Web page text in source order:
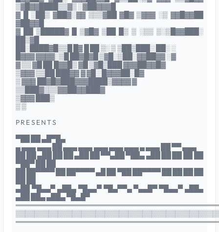
▒▓█▓▓████▒▒▓▒ ░▓██▓▓▓█
▓ █ ░██▒ ▓██▓░▓▓ ▒▒▒▓██ ▓█▓ ▒▓▓▓ ░▒ ▓▓█▓▓██
▓██▓▓█
▓ ██ ▒█████▓ █ ▒▓█▓ ▒██ █▒ ▒ ░▒▒ ▒░▒█▓▓███░
██▒▓█
██░████▓█▒▒█ █▓ █ ██ ▒░ ▒ ▒██▒███░ ██░ ░
█▓▓▓ ▓▓▓▓░▒█ ██▓█▓█ ▒▓█░▒██░▓▓██▓▓ ░▓
▓ ▒▒ ▓█ ██ █▓▓█▒ ▓█ ▒▓█▒███ ▓▓▓██▓▓█▓
▒▓▓▓ ▒▒██ ███▓▓ ▓ ▓█░ █▓▓▓██░█▓
▒ ▓▓▓ ██▓█▓███▓▓▓████▒▓▓▓▓ ▓
▒▒███▓▒▒▒▓▓██▓▓███▓
▒▓▓▓ ███▒
▒ ▒
P R E S E N T S
▀██ ██ ▄█▀█▄
▄ ▄▄▄ ▄▄▄ ██ ▄▄▄ ▄▄▄ ▄▄▄ ▄▄▄ ▄▄▄ ▄ ▄▄▄ ██ ▀▀ ▄▄▄
██ ██ ▄██ ██ ██ ▄██ ██ ▀▀▄██ ▀██▄ ▄██ ██ ██ ██ ██
▀██▀ ██ ██
██ ██▀▀▀▀ ██ ██▀▀▀▀ ▄█ ██ ▀██ ██▀▀▀▀ ██ ██ ██ ██
▄██ ▀█▄▄▀ ▄██▄ ▀█▄▄▀ ▀█▄▀▀▄ ▀▄▄█▀ ▀█▄▄▀ ▄██▄
▄██ ██▄ ▄██▄ ▀█▄█▀